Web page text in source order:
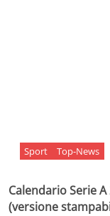
Sport Top-News
Calendario Serie
(versione